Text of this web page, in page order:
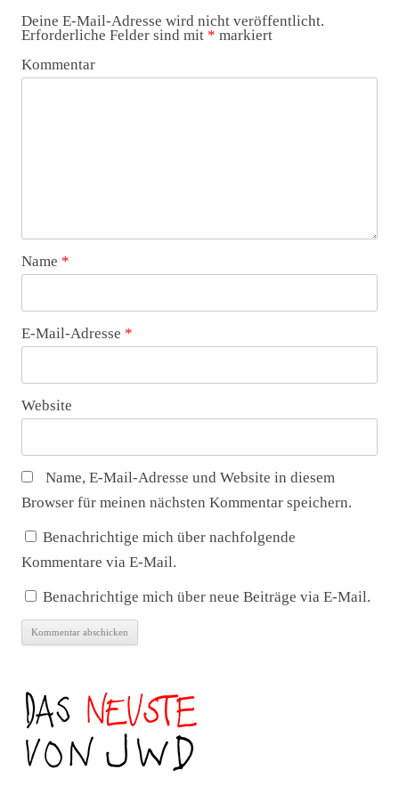
Deine E-Mail-Adresse wird nicht veröffentlicht.
Erforderliche Felder sind mit * markiert
Kommentar
Name *
E-Mail-Adresse *
Website
Name, E-Mail-Adresse und Website in diesem
Browser für meinen nächsten Kommentar speichern.
Benachrichtige mich über nachfolgende
Kommentare via E-Mail.
Benachrichtige mich über neue Beiträge via E-Mail.